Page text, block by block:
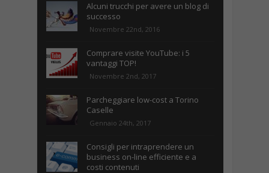
Alcuni trucchi per avere un blog di
successo
Novembre 22nd, 2016
Comprare visite YouTube: i 5
vantaggi TOP!
Novembre 2nd, 2017
Parcheggiare low-cost a Torino
Caselle
Gennaio 24th, 2017
Consigli per intraprendere un
business on-line efficiente e a
costi contenuti